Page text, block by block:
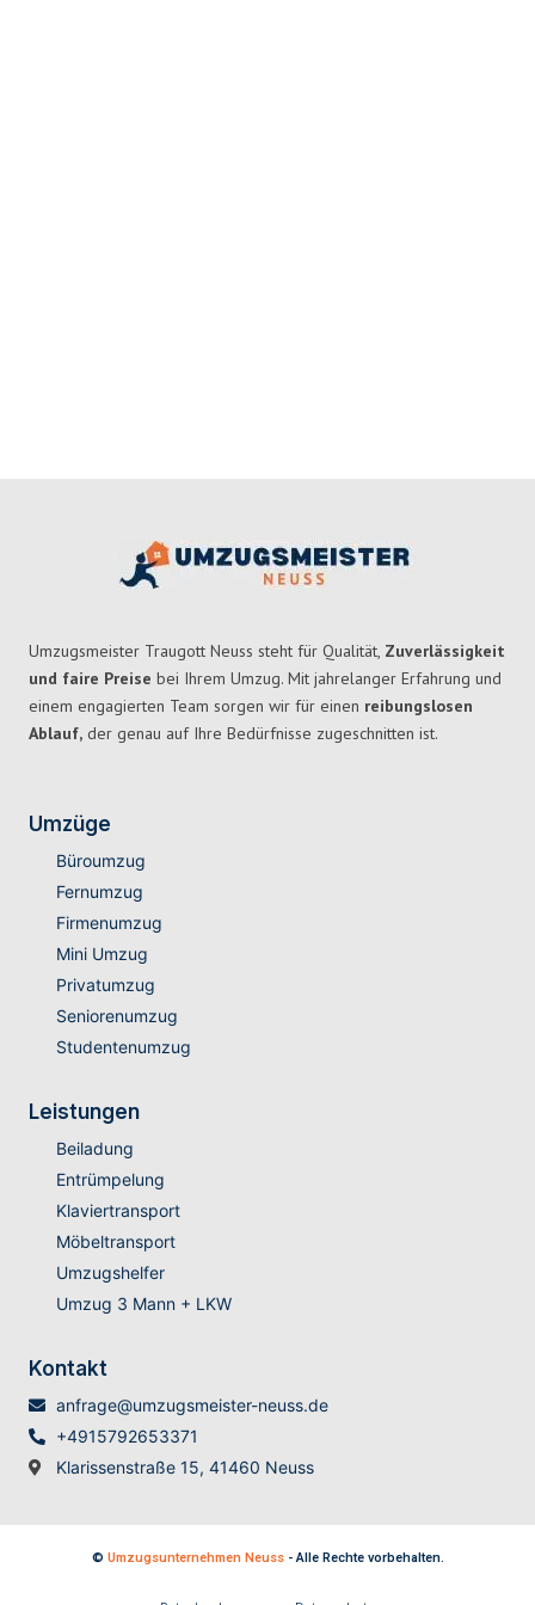
Umzugsmeister Traugott Neuss steht für Qualität, Zuverlässigkeit
und faire Preise bei Ihrem Umzug. Mit jahrelanger Erfahrung und
einem engagierten Team sorgen wir für einen reibungslosen
Ablauf, der genau auf Ihre Bedürfnisse zugeschnitten ist.
Umzüge
Büroumzug
Fernumzug
Firmenumzug
Mini Umzug
Privatumzug
Seniorenumzug
Studentenumzug
Leistungen
Beiladung
Entrümpelung
Klaviertransport
Möbeltransport
Umzugshelfer
Umzug 3 Mann + LKW
Kontakt
anfrage@umzugsmeister-neuss.de
+4915792653371
Klarissenstraße 15, 41460 Neuss
© Umzugsunternehmen Neuss- Alle Rechte vorbehalten.